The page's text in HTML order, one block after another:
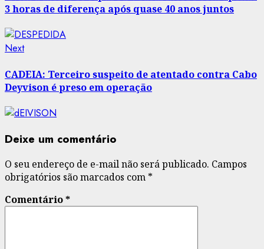
3 horas de diferença após quase 40 anos juntos
NextNext
CADEIA: Terceiro suspeito de atentado contra Cabo
Deyvison é preso em operação
Deixe um comentário
O seu endereço de e-mail não será publicado. Campos
obrigatórios são marcados com *
Comentário*